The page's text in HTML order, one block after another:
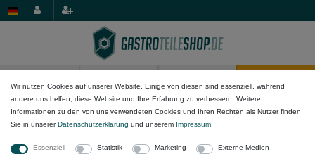
Elektro-Komponenten Schütze & Relais
Wir nutzen Cookies auf unserer Website. Einige von diesen sind essenziell, während
andere uns helfen, diese Website und Ihre Erfahrung zu verbessern. Weitere
Informationen zu den von uns verwendeten Cookies und Ihren Rechten als Nutzer finden
Sie in unsererDaten­schutz­erklärung und unserem Impressum
Essenziell Statistik Marketing
Externe Medien